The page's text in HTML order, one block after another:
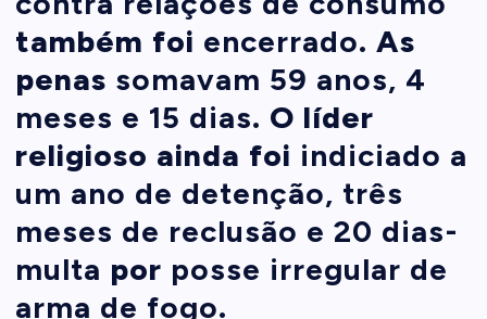
também foi encerrado. As
penas somavam 59 anos, 4
meses e 15 dias. O líder
religioso ainda foi indiciado a
um ano de detenção, três
meses de reclusão e 20 dias-
multa por posse irregular de
arma de fogo.